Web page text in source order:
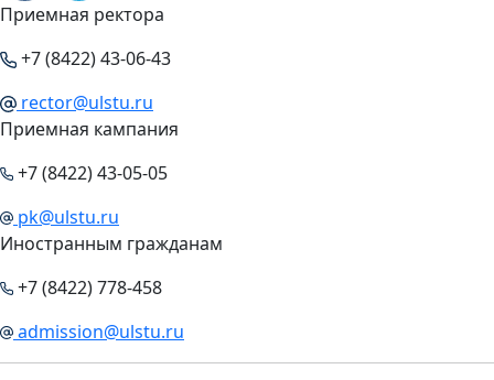
Приемная ректора
+7 (8422) 43-06-43
rector@ulstu.ru
Приемная кампания
+7 (8422) 43-05-05
pk@ulstu.ru
Иностранным гражданам
+7 (8422) 778-458
admission@ulstu.ru